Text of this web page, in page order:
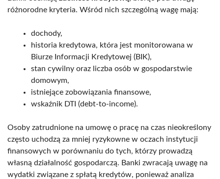
różnorodne kryteria. Wśród nich szczególną wagę mają:
dochody,
historia kredytowa, która jest monitorowana w
Biurze Informacji Kredytowej (BIK),
stan cywilny oraz liczba osób w gospodarstwie
domowym,
istniejące zobowiązania finansowe,
wskaźnik DTI (debt-to-income).
Osoby zatrudnione na umowę o pracę na czas nieokreślony
często uchodzą za mniej ryzykowne w oczach instytucji
finansowych w porównaniu do tych, którzy prowadzą
własną działalność gospodarczą. Banki zwracają uwagę na
wydatki związane z spłatą kredytów, ponieważ analiza